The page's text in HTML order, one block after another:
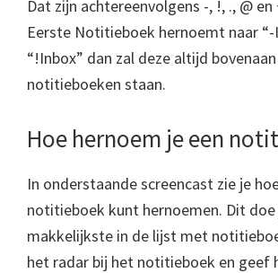
Dat zijn achtereenvolgens -, !, ., @ en
Eerste Notitieboek hernoemt naar
“!Inbox” dan zal deze altijd
notitieboeken staan.
Hoe hernoem je een
In onderstaande screencast zie je
notitieboek kunt hernoemen. Dit
makkelijkste in de lijst met
het radar bij het notitieboek en geef